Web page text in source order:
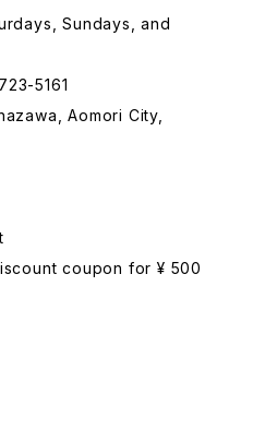
Sundays, and
5161
Aomori City,
coupon for ¥ 500